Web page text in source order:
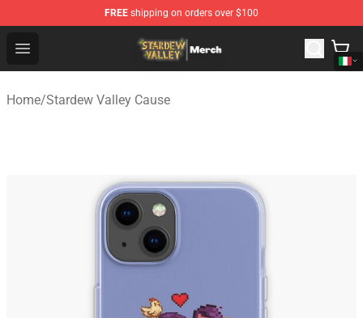
FREE shipping on orders over $100
Open menu
Stardew Valley Store - Official Stardew Valley
Home/Stardew Valley Cause